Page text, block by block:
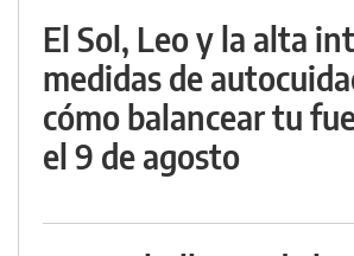
El Sol, Leo y la alta
medidas de
cómo balancear tu
el 9 de agosto